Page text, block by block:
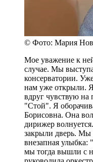
© Фото: Мария
Мое уважение к
случае. Мы
консерватории.
нам уже открыли.
вдруг чувствую на
"Стой". Я
Борисовна. Она
дирижер
закрыли дверь. Мы
внезапная
мы тогда вышли с